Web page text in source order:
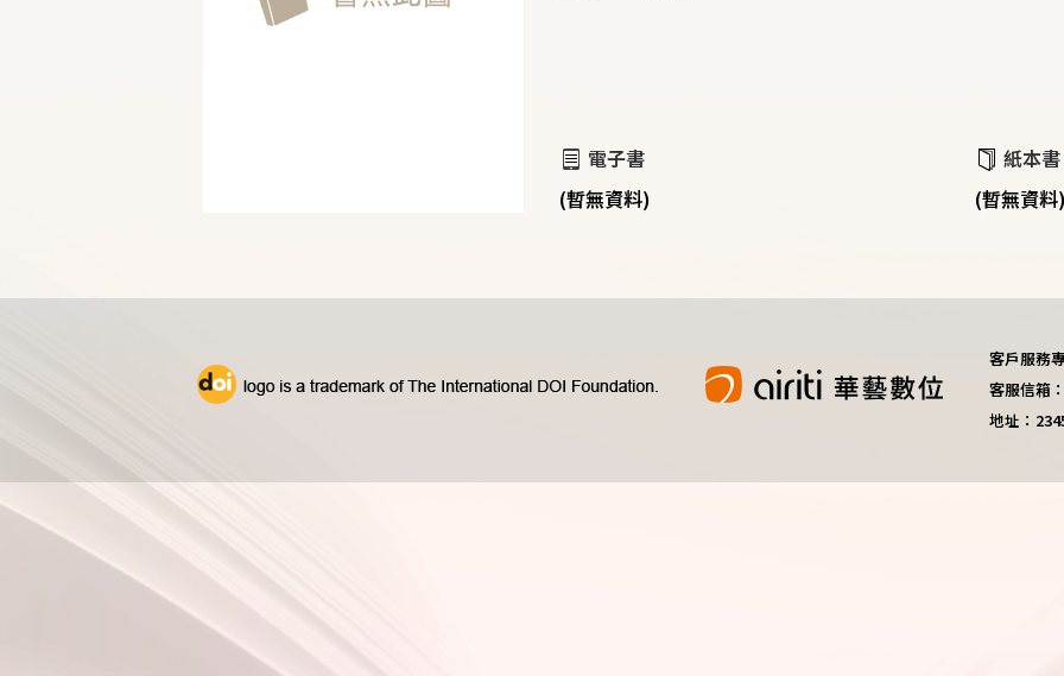
電子書
(暫無資料)
紙本書
(暫無資
客戶服務
客服信箱
地址：